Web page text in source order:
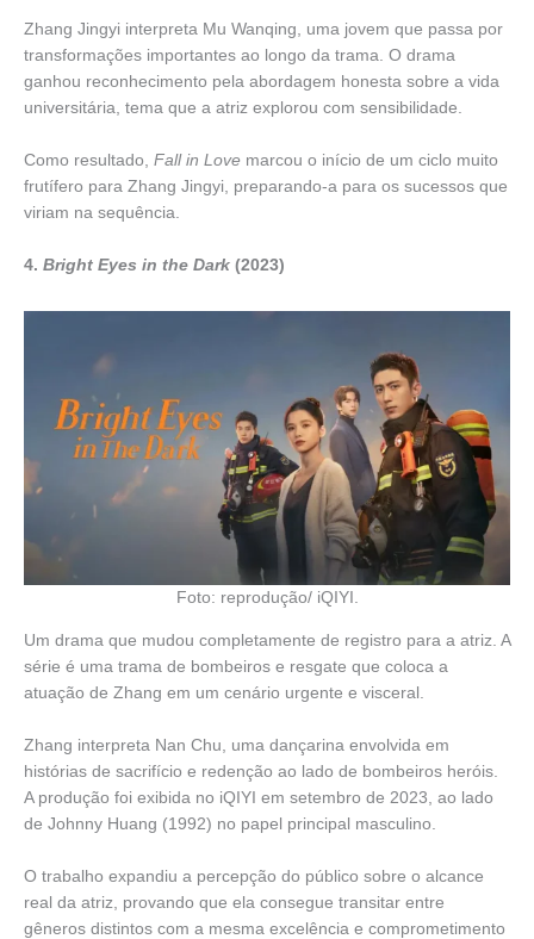
Zhang Jingyi interpreta Mu Wanqing, uma jovem que passa por
transformações importantes ao longo da trama. O drama
ganhou reconhecimento pela abordagem honesta sobre a vida
universitária, tema que a atriz explorou com sensibilidade.
Como resultado, Fall in Love marcou o início de um ciclo muito
frutífero para Zhang Jingyi, preparando-a para os sucessos que
viriam na sequência.
4. Bright Eyes in the Dark (2023)
Foto: reprodução/ iQIYI.
Um drama que mudou completamente de registro para a atriz. A
série é uma trama de bombeiros e resgate que coloca a
atuação de Zhang em um cenário urgente e visceral.
Zhang interpreta Nan Chu, uma dançarina envolvida em
histórias de sacrifício e redenção ao lado de bombeiros heróis.
A produção foi exibida no iQIYI em setembro de 2023, ao lado
de Johnny Huang (1992) no papel principal masculino.
O trabalho expandiu a percepção do público sobre o alcance
real da atriz, provando que ela consegue transitar entre
gêneros distintos com a mesma excelência e comprometimento